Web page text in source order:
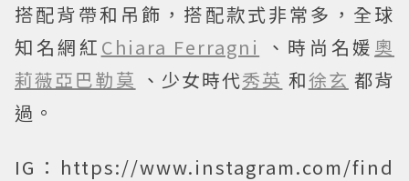
搭配背帶和吊飾，搭配款式非常多，全球
知名網紅 Chiara Ferragni 、時尚名媛 奧
莉薇亞巴勒莫 、少女時代秀英 和徐玄 都背
過。
IG：https://www.instagram.com/find